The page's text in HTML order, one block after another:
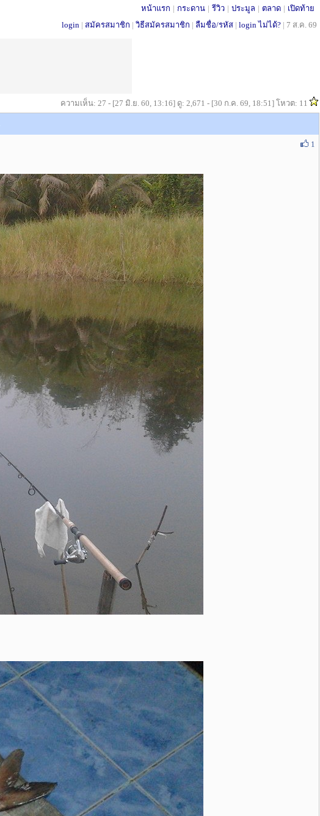
หน้าแรก | กระดาน | รีวิว | ประมูล | ตลาด | เปิดท้าย
login | สมัครสมาชิก | วิธีสมัครสมาชิก | ลืมชื่อ/รหัส | login ไม่ได้? | 7 ส.ค. 69
ความเห็น: 27 - [27 มิ.ย. 60, 13:16] ดู: 2,671 - [30 ก.ค. 69, 18:51] โหวต: 11
1